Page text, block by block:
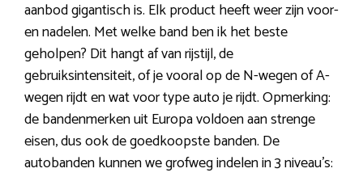
aanbod gigantisch is. Elk product heeft weer zijn voor-
en nadelen. Met welke band ben ik het beste
geholpen? Dit hangt af van rijstijl, de
gebruiksintensiteit, of je vooral op de N-wegen of A-
wegen rijdt en wat voor type auto je rijdt. Opmerking:
de bandenmerken uit Europa voldoen aan strenge
eisen, dus ook de goedkoopste banden. De
autobanden kunnen we grofweg indelen in 3 niveau’s: